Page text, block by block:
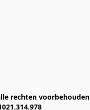
rechten voorbehouden